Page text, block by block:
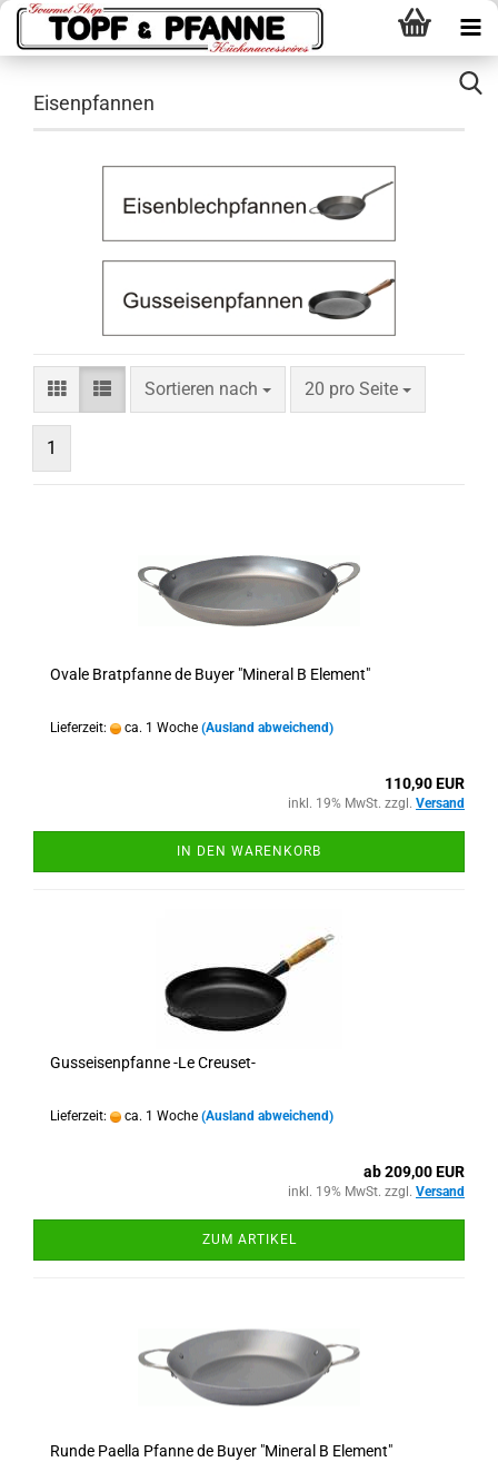
Eisenpfannen
Sortieren nach
Sortieren nach 20 pro Seite
pro Seite
1
Ovale Bratpfanne de Buyer "Mineral B Element"
Lieferzeit: ca. 1 Woche (Ausland abweichend)
110,90 EUR
inkl. 19% MwSt. zzgl. Versand
IN DEN WARENKORB
Gusseisenpfanne -Le Creuset-
Lieferzeit: ca. 1 Woche (Ausland abweichend)
ab 209,00 EUR
inkl. 19% MwSt. zzgl. Versand
ZUM ARTIKEL
Runde Paella Pfanne de Buyer "Mineral B Element"